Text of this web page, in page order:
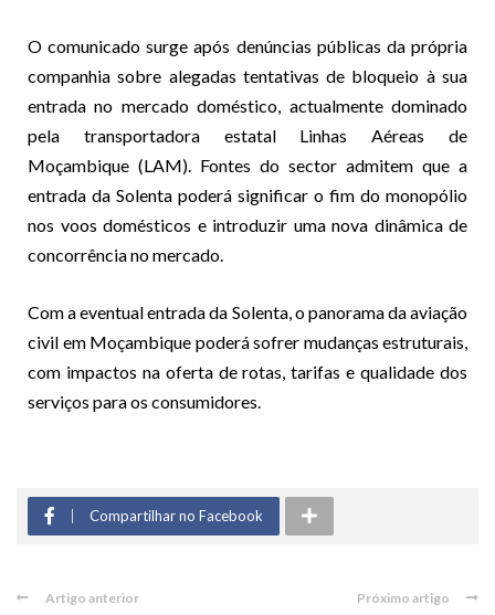
O comunicado surge após denúncias públicas da própria
companhia sobre alegadas tentativas de bloqueio à sua
entrada no mercado doméstico, actualmente dominado
pela transportadora estatal Linhas Aéreas de
Moçambique (LAM). Fontes do sector admitem que a
entrada da Solenta poderá significar o fim do monopólio
nos voos domésticos e introduzir uma nova dinâmica de
concorrência no mercado.
Com a eventual entrada da Solenta, o panorama da aviação
civil em Moçambique poderá sofrer mudanças estruturais,
com impactos na oferta de rotas, tarifas e qualidade dos
serviços para os consumidores.
Compartilhar no Facebook
Artigo anterior Próximo artigo